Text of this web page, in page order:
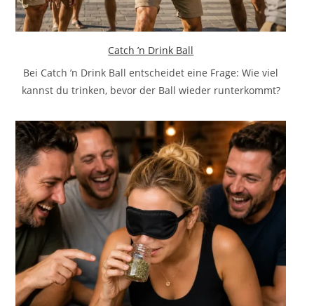
Catch ’n Drink Ball
Bei Catch ’n Drink Ball entscheidet eine Frage: Wie viel
kannst du trinken, bevor der Ball wieder runterkommt?